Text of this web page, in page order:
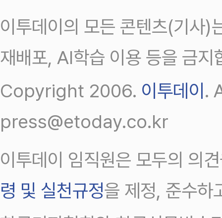
이투데이의 모든 콘텐츠(기사)
재배포, AI학습 이용 등을 금지
Copyright 2006. 이투데이.
press@etoday.co.kr
이투데이 임직원은 모두의 의
령 및 실천규정을 제정, 준수하